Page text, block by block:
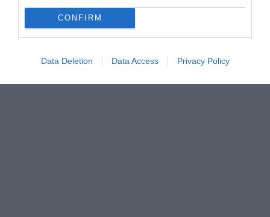
CONFIRM
Data Deletion Data Access Privacy Policy